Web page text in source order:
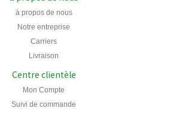
à propos de nous
Notre entreprise
Carriers
Livraison
Centre clientèle
Mon Compte
Suivi de commande